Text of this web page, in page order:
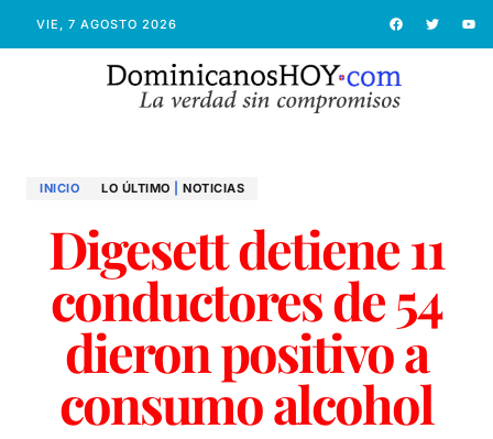
VIE, 7 AGOSTO 2026
INICIO LO ÚLTIMO NOTICIAS
Digesett detiene 11
conductores de 54
dieron positivo a
consumo alcohol